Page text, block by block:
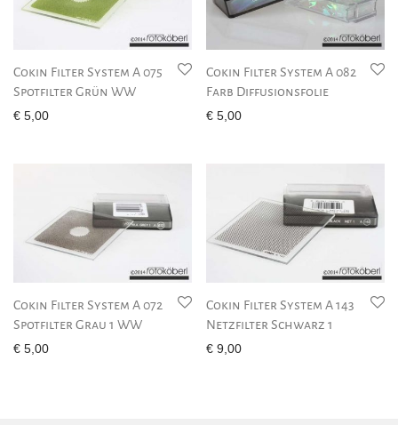
Cokin Filter System A 075
Spotfilter Grün WW
€ 5,00
Cokin Filter System A 082
Farb Diffusionsfolie
€ 5,00
Cokin Filter System A 072
Spotfilter Grau 1 WW
€ 5,00
Cokin Filter System A 143
Netzfilter Schwarz 1
€ 9,00